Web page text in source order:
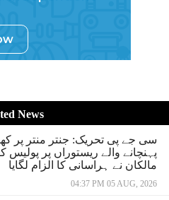
News
سی جے پی تحریک: جنتر منتر پر
پہنچانے والے ریستوراں پر پولیس
مالکان نے ہراسانی کا الزام لگایا
04:37 PM 05 AUG, 2026